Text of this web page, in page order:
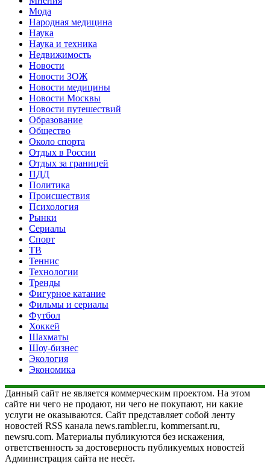
Мода
Народная медицина
Наука
Наука и техника
Недвижимость
Новости
Новости ЗОЖ
Новости медицины
Новости Москвы
Новости путешествий
Образование
Общество
Около спорта
Отдых в России
Отдых за границей
ПДД
Политика
Происшествия
Психология
Рынки
Сериалы
Спорт
ТВ
Теннис
Технологии
Тренды
Фигурное катание
Фильмы и сериалы
Футбол
Хоккей
Шахматы
Шоу-бизнес
Экология
Экономика
Данный сайт не является коммерческим проектом. На этом
сайте ни чего не продают, ни чего не покупают, ни какие
услуги не оказываются. Сайт представляет собой ленту
новостей RSS канала news.rambler.ru, kommersant.ru,
newsru.com. Материалы публикуются без искажения,
ответственность за достоверность публикуемых новостей
Администрация сайта не несёт.